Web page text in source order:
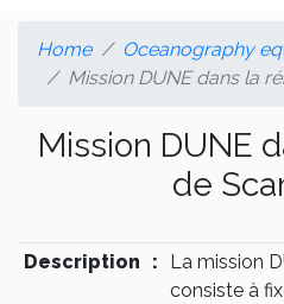
Home
Oceanography
Mission DUNE dans la
Mission DUNE
de
Description :
La mission
consiste à